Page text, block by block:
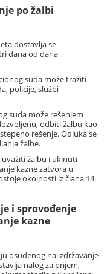
po žalbi
dostavlja se
dana od dana
suda može tražiti
policije, službi
suda može rešenjem
odbiti žalbu kao
rešenje. Odluka se
žalbe.
uvažiti žalbu i ukinuti
kazne zatvora u
okolnosti iz člana 14.
i sprovođenje
kazne
osuđenog na izdržavanje
nalog za prijem,